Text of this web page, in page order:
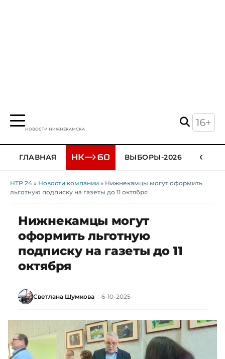
НОВОСТИ НИЖНЕКАМСКА
16+
ГЛАВНАЯ ВЫБОРЫ-2026
НТР 24 » Новости компании » Нижнекамцы могут оформить
льготную подписку на газеты до 11 октября
Нижнекамцы могут
оформить льготную
подписку на газеты до 11
октября
Светлана Шумкова 6-10-2025